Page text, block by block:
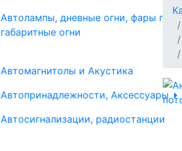
Автолампы, дневные огни, фары
габаритные огни
Автомагнитолы и Акустика
Автопринадлежности, Аксессуары
Автосигнализации, радиостанции